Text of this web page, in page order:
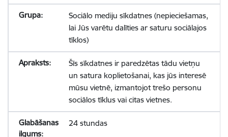
Sociālo mediju sīkdatnes (nepieciešamas,
lai Jūs varētu dalīties ar saturu sociālajos
tīklos)
Šīs sīkdatnes ir paredzētas tādu vietņu
un satura koplietošanai, kas jūs interesē
mūsu vietnē, izmantojot trešo personu
sociālos tīklus vai citas vietnes.
24 stundas